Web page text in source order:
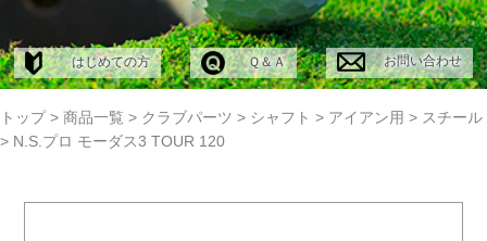
はじめての方 Ｑ＆Ａ お問い合わせ
トップ > 商品一覧 > クラブパーツ > シャフト > アイアン用 > スチール
> N.S.プロ モーダス3 TOUR 120